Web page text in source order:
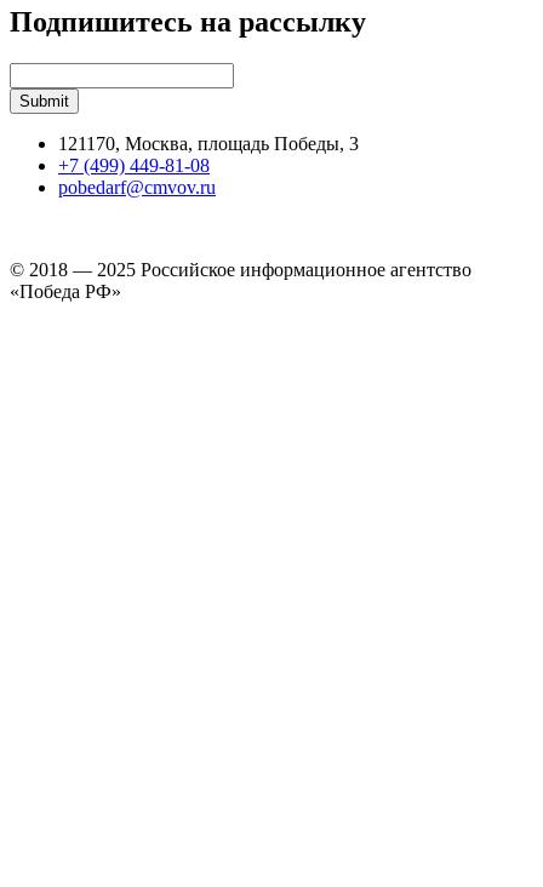
Подпишитесь на рассылку
121170, Москва, площадь Победы, 3
+7 (499) 449-81-08
pobedarf@cmvov.ru
© 2018 — 2025 Российское информационное агентство
«Победа РФ»